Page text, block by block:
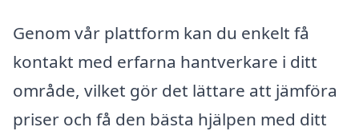
Genom vår plattform kan du enkelt få
kontakt med erfarna hantverkare i ditt
område, vilket gör det lättare att jämföra
priser och få den bästa hjälpen med ditt